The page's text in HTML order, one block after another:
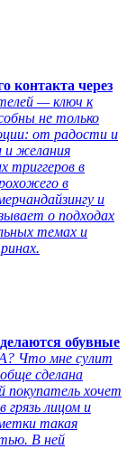
контакта через
— ключ к
не только
от радости и
и желания
триггеров в
в
и
о подходах
темах и
обувные
Что мне сулит
сделана
хочет
лицом и
такая
В ней